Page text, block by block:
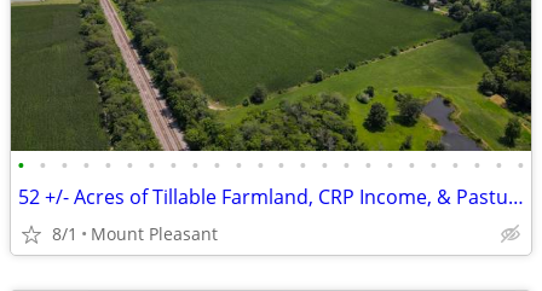
• • • • • • • • • • • • • • • • • • • • • • • •
52 +/- Acres of Tillable Farmland, CRP Income, & Pasture Ground
8/1 Mount Pleasant